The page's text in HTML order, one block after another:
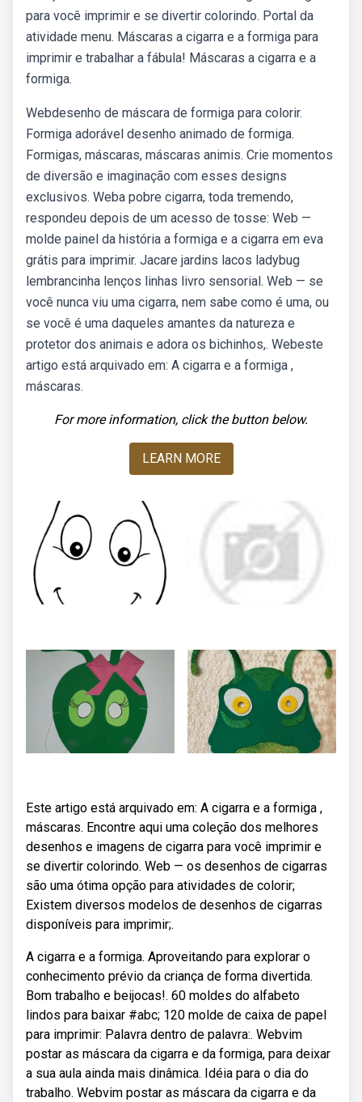
para você imprimir e se divertir colorindo. Portal da
atividade menu. Máscaras a cigarra e a formiga para
imprimir e trabalhar a fábula! Máscaras a cigarra e a
formiga.
Webdesenho de máscara de formiga para colorir.
Formiga adorável desenho animado de formiga.
Formigas, máscaras, máscaras animis. Crie momentos
de diversão e imaginação com esses designs
exclusivos. Weba pobre cigarra, toda tremendo,
respondeu depois de um acesso de tosse: Web —
molde painel da história a formiga e a cigarra em eva
grátis para imprimir. Jacare jardins lacos ladybug
lembrancinha lenços linhas livro sensorial. Web — se
você nunca viu uma cigarra, nem sabe como é uma, ou
se você é uma daqueles amantes da natureza e
protetor dos animais e adora os bichinhos,. Webeste
artigo está arquivado em: A cigarra e a formiga ,
máscaras.
For more information, click the button below.
LEARN MORE
Este artigo está arquivado em: A cigarra e a formiga ,
máscaras. Encontre aqui uma coleção dos melhores
desenhos e imagens de cigarra para você imprimir e
se divertir colorindo. Web — os desenhos de cigarras
são uma ótima opção para atividades de colorir;
Existem diversos modelos de desenhos de cigarras
disponíveis para imprimir;.
A cigarra e a formiga. Aproveitando para explorar o
conhecimento prévio da criança de forma divertida.
Bom trabalho e beijocas!. 60 moldes do alfabeto
lindos para baixar #abc; 120 molde de caixa de papel
para imprimir: Palavra dentro de palavra:. Webvim
postar as máscara da cigarra e da formiga, para deixar
a sua aula ainda mais dinâmica. Idéia para o dia do
trabalho. Webvim postar as máscara da cigarra e da